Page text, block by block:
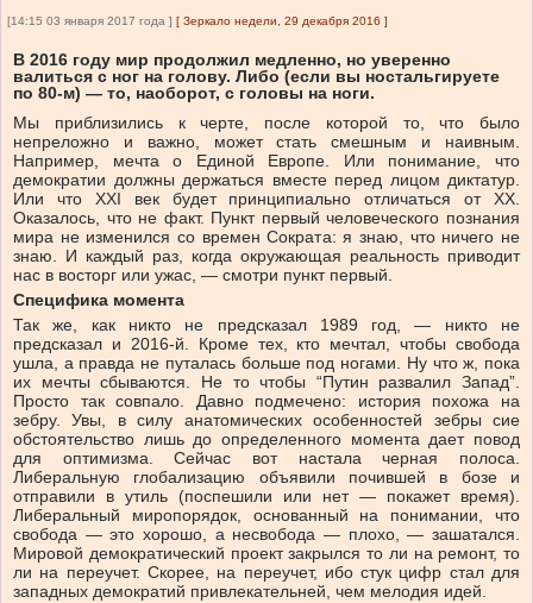
[14:15 03 января 2017 года ] [ Зеркало недели, 29 декабря 2016 ]
В 2016 году мир продолжил медленно, но уверенно
валиться с ног на голову. Либо (если вы ностальгируете
по 80-м) — то, наоборот, с головы на ноги.
Мы приблизились к черте, после которой то, что было
непреложно и важно, может стать смешным и наивным.
Например, мечта о Единой Европе. Или понимание, что
демократии должны держаться вместе перед лицом диктатур.
Или что XXI век будет принципиально отличаться от XX.
Оказалось, что не факт. Пункт первый человеческого познания
мира не изменился со времен Сократа: я знаю, что ничего не
знаю. И каждый раз, когда окружающая реальность приводит
нас в восторг или ужас, — смотри пункт первый.
Специфика момента
Так же, как никто не предсказал 1989 год, — никто не
предсказал и 2016-й. Кроме тех, кто мечтал, чтобы свобода
ушла, а правда не путалась больше под ногами. Ну что ж, пока
их мечты сбываются. Не то чтобы “Путин развалил Запад”.
Просто так совпало. Давно подмечено: история похожа на
зебру. Увы, в силу анатомических особенностей зебры сие
обстоятельство лишь до определенного момента дает повод
для оптимизма. Сейчас вот настала черная полоса.
Либеральную глобализацию объявили почившей в бозе и
отправили в утиль (поспешили или нет — покажет время).
Либеральный миропорядок, основанный на понимании, что
свобода — это хорошо, а несвобода — плохо, — зашатался.
Мировой демократический проект закрылся то ли на ремонт, то
ли на переучет. Скорее, на переучет, ибо стук цифр стал для
западных демократий привлекательней, чем мелодия идей.